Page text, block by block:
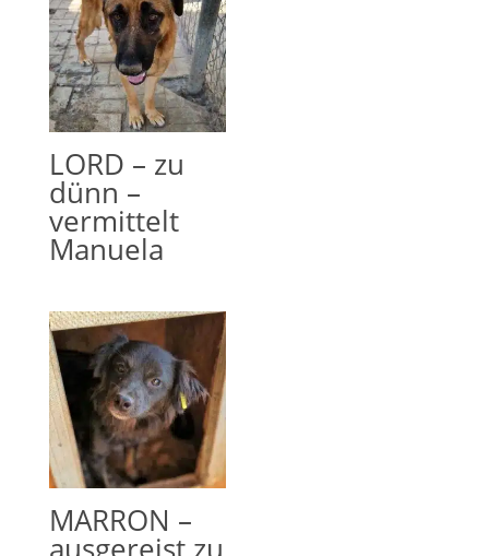
LORD – zu
dünn –
vermittelt
Manuela
MARRON –